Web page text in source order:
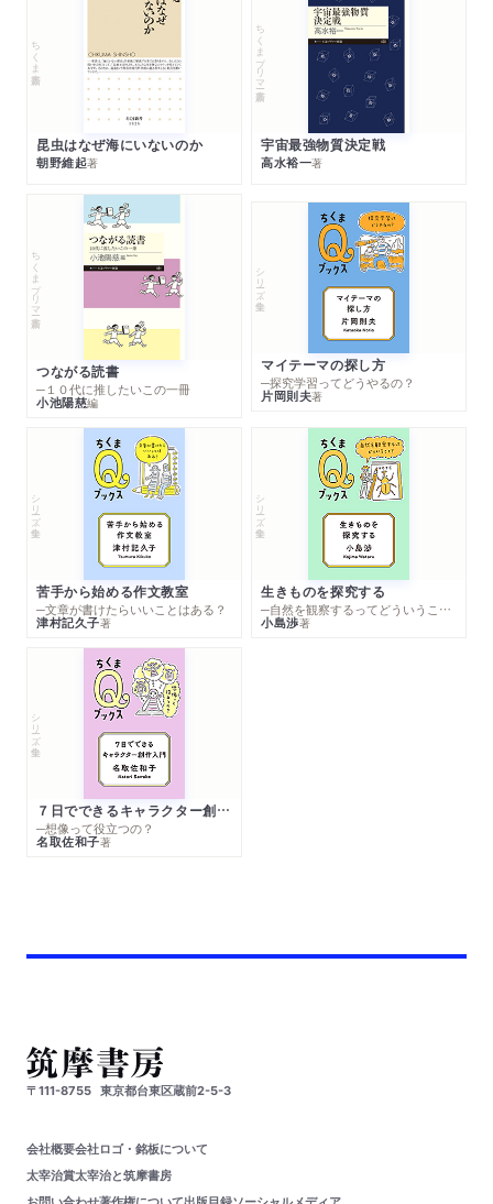
ちくま新書
昆虫はなぜ海にいないのか
朝野維起著
ちくまプリマー新書
宇宙最強物質決定戦
高水裕一著
ちくまプリマー新書
つながる読書
─１０代に推したいこの一冊
小池陽慈編
シリーズ・全集
マイテーマの探し方
─探究学習ってどうやるの？
片岡則夫著
シリーズ・全集
苦手から始める作文教室
─文章が書けたらいいことはある？
津村記久子著
シリーズ・全集
生きものを探究する
─自然を観察するってどういうこと？
小島渉著
シリーズ・全集
７日でできるキャラクター創作入門
─想像って役立つの？
名取佐和子著
〒111-8755 東京都台東区蔵前2-5-3
会社概要会社ロゴ・銘板について
太宰治賞太宰治と筑摩書房